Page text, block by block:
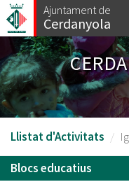
Vés
al
contingut
Ajuntament de
Cerdanyola
Llistat d'Activitats
Blocs educatius